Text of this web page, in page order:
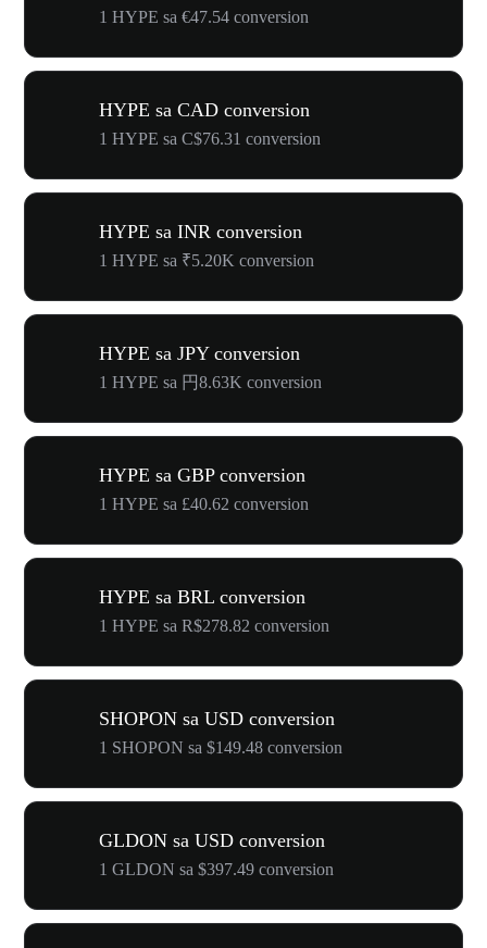
1 HYPE sa €47.54 conversion
HYPE sa CAD conversion
1 HYPE sa C$76.31 conversion
HYPE sa INR conversion
1 HYPE sa ₹5.20K conversion
HYPE sa JPY conversion
1 HYPE sa 円8.63K conversion
HYPE sa GBP conversion
1 HYPE sa £40.62 conversion
HYPE sa BRL conversion
1 HYPE sa R$278.82 conversion
SHOPON sa USD conversion
1 SHOPON sa $149.48 conversion
GLDON sa USD conversion
1 GLDON sa $397.49 conversion